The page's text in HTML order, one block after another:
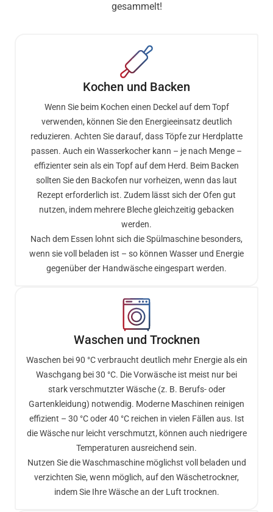
gesammelt!
Kochen und Backen
Wenn Sie beim Kochen einen Deckel auf dem Topf
verwenden, können Sie den Energieeinsatz deutlich
reduzieren. Achten Sie darauf, dass Töpfe zur Herdplatte
passen. Auch ein Wasserkocher kann – je nach Menge –
effizienter sein als ein Topf auf dem Herd. Beim Backen
sollten Sie den Backofen nur vorheizen, wenn das laut
Rezept erforderlich ist. Zudem lässt sich der Ofen gut
nutzen, indem mehrere Bleche gleichzeitig gebacken
werden.
Nach dem Essen lohnt sich die Spülmaschine besonders,
wenn sie voll beladen ist – so können Wasser und Energie
gegenüber der Handwäsche eingespart werden.
Waschen und Trocknen
Waschen bei 90 °C verbraucht deutlich mehr Energie als ein
Waschgang bei 30 °C. Die Vorwäsche ist meist nur bei
stark verschmutzter Wäsche (z. B. Berufs- oder
Gartenkleidung) notwendig. Moderne Maschinen reinigen
effizient – 30 °C oder 40 °C reichen in vielen Fällen aus. Ist
die Wäsche nur leicht verschmutzt, können auch niedrigere
Temperaturen ausreichend sein.
Nutzen Sie die Waschmaschine möglichst voll beladen und
verzichten Sie, wenn möglich, auf den Wäschetrockner,
indem Sie Ihre Wäsche an der Luft trocknen.